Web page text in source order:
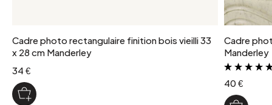
Cadre photo rectangulaire finition bois vieilli 33
x 28 cm Manderley
34 €
Cadre
Manderley
40 €